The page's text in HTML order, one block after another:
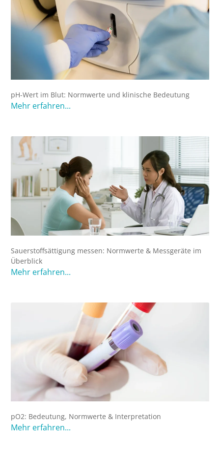
pH-Wert im Blut: Normwerte und klinische Bedeutung
Mehr erfahren...
Sauerstoffsättigung messen: Normwerte & Messgeräte im
Überblick
Mehr erfahren...
pO2: Bedeutung, Normwerte & Interpretation
Mehr erfahren...